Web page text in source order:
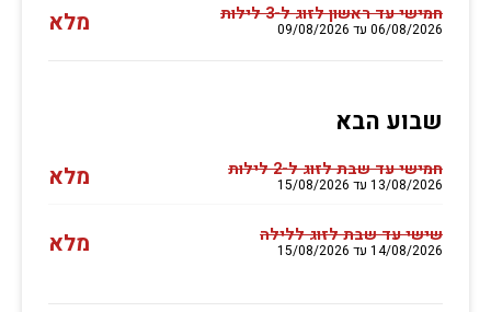
חמישי עד ראשון לזוג ל-3 לילות
06/08/2026 עד 09/08/2026 מלא
שבוע הבא
חמישי עד שבת לזוג ל-2 לילות
13/08/2026 עד 15/08/2026 מלא
שישי עד שבת לזוג ללילה
14/08/2026 עד 15/08/2026 מלא